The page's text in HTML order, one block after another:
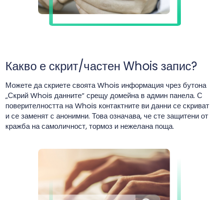
Какво е скрит/частен Whois запис?
Можете да скриете своята Whois информация чрез бутона
„Скрий Whois данните“ срещу домейна в админ панела. С
поверителността на Whois контактните ви данни се скриват
и се заменят с анонимни. Това означава, че сте защитени от
кражба на самоличност, тормоз и нежелана поща.